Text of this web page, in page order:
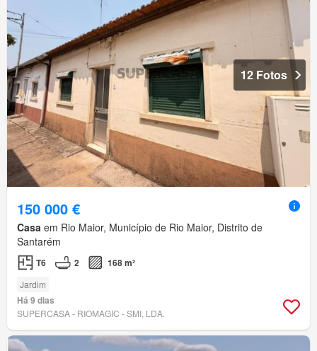
12 Fotos
150 000 €
Casa em Rio Maior, Município de Rio Maior, Distrito de
Santarém
T6 2 168 m²
Jardim
Há 9 dias
SUPERCASA - RIOMAGIC - SMI, LDA.